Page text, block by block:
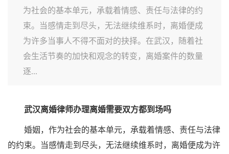
为社会的基本单元，承载着情感、责任与法律的约
束。当感情走到尽头，无法继续维系时，离婚便成
为许多当事人不得不面对的抉择。在武汉，随着社
会生活节奏的加快和观念的转变，离婚案件的数量
逐...
武汉离婚律师办理离婚需要双方都到场吗
婚姻，作为社会的基本单元，承载着情感、责任与法律
的约束。当感情走到尽头，无法继续维系时，离婚便成为许